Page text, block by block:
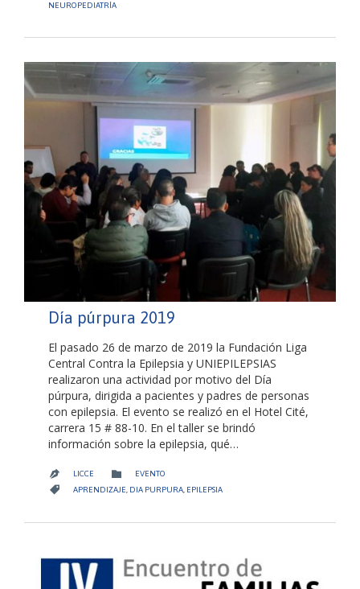
NEUROPEDIATRÍA
Día púrpura 2019
El pasado 26 de marzo de 2019 la Fundación Liga
Central Contra la Epilepsia y UNIEPILEPSIAS
realizaron una actividad por motivo del Día
púrpura, dirigida a pacientes y padres de personas
con epilepsia. El evento se realizó en el Hotel Cité,
carrera 15 # 88-10. En el taller se brindó
información sobre la epilepsia, qué…
 LICCE  CATEGORY
EVENTO
 CATEGORY
APRENDIZAJE DIA PURPURA EPILEPSIA